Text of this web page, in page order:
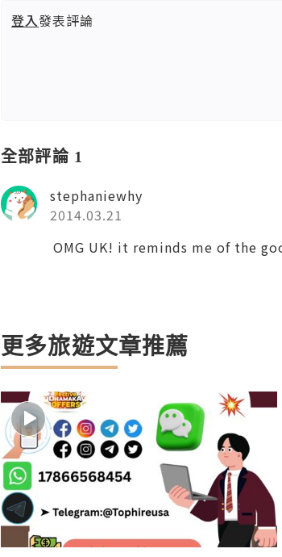
登入發表評論
全部評論 1
stephaniewhy
2014.03.21
OMG UK! it reminds me of the
更多旅遊文章推薦